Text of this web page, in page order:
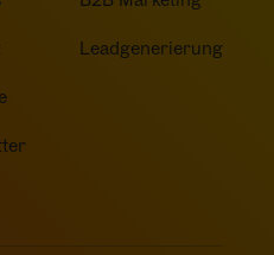
Leadgenerierung